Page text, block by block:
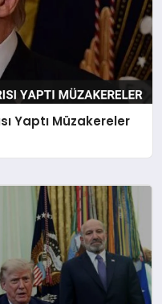
Yaptı Müzakereler